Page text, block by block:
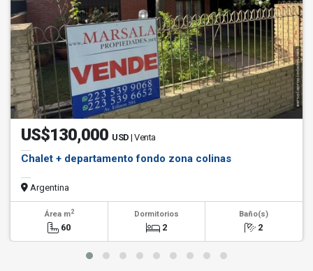
US$130,000 USD | Venta
Chalet + departamento fondo zona colinas
Argentina
Área m2
60
Dormitorios
2
Baño(s)
2